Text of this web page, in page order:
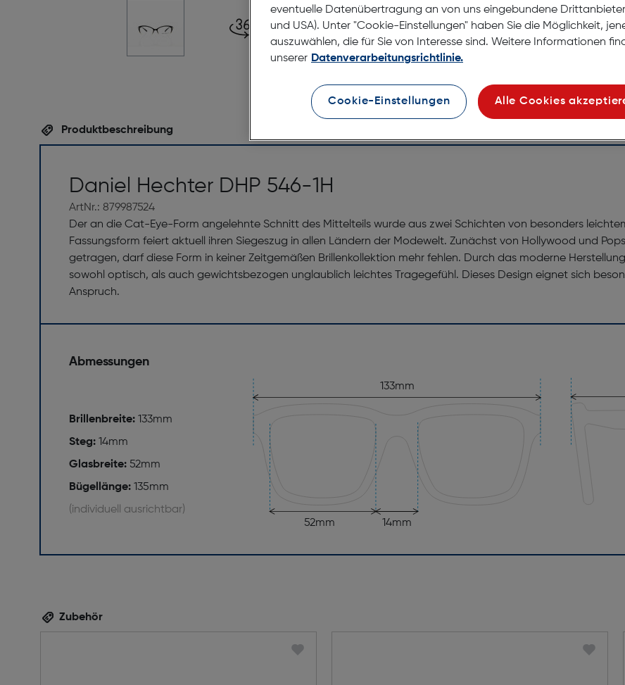
Produktbeschreibung
Daniel Hechter DHP 546-1H
ArtNr.: 879987524
Der an die Cat-Eye-Form angelehnte Schnitt des Mittelteils wurde aus zwei Schichten von besonders
Fassungsform feiert aktuell ihren Siegeszug in allen Ländern der Modewelt. Zunächst von Hollywood und
getragen, darf diese Form in keiner Zeitgemäßen Brillenkollektion mehr fehlen. Durch das moderne
sowohl optisch, als auch gewichtsbezogen unglaublich leichtes Tragegefühl. Dieses Design eignet sich
Anspruch.
Abmessungen
Brillenbreite: 133mm
Steg: 14mm
Glasbreite: 52mm
Bügellänge: 135mm
(individuell ausrichtbar)
133mm
14mm
52mm
Zubehör
eventuelle Datenübertragung an von uns eingebundene
und USA). Unter "Cookie-Einstellungen" haben Sie die Möglichkeit,
auszuwählen, die für Sie von Interesse sind. Weitere Informationen
unserer Datenverarbeitungsrichtlinie.
Cookie-Einstellungen Alle Cookies